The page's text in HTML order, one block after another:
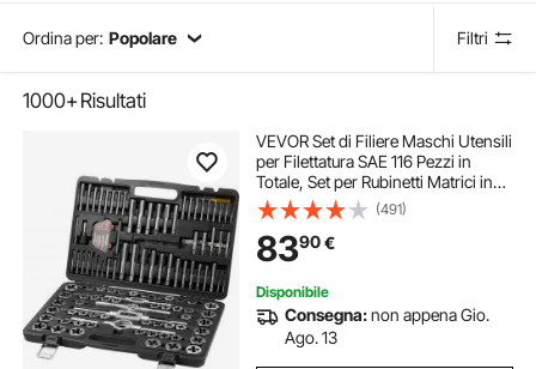
Ordina per: Popolare Filtri
1000+Risultati
VEVOR Set di Filiere Maschi Utensili
per Filettatura SAE 116 Pezzi in
Totale, Set per Rubinetti Matrici in
Lega di Zinco Utensili per Filettature
in Valigetta Portatile, Set di Rubinetti
Chiavi 116 Pz
(491)
8390€
Disponibile
Consegna:non appena Gio.
Ago. 13